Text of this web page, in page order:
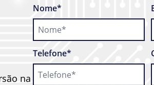
na
Nome*
Telefone*